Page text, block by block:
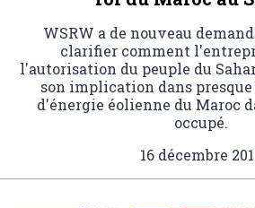
WSRW a de nouveau
clarifier comment
l'autorisation du peuple du
son implication dans
d'énergie éolienne du Maroc
occupé.
16 décembre